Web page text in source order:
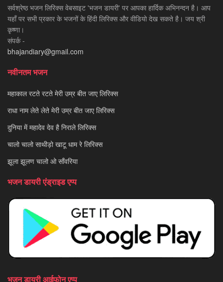
सर्वश्रेष्ठ भजन लिरिक्स वेबसाइट 'भजन डायरी' पर आपका हार्दिक अभिनन्दन है। आप
यहाँ पर सभी प्रकार के भजनों के हिंदी लिरिक्स और वीडियो देख सकते है। जय श्री
कृष्णा।
संपर्क -
bhajandiary@gmail.com
नवीनतम भजन
महाकाल रटते रटते मेरी उम्र बीत जाए लिरिक्स
राधा नाम लेते लेते मेरी उम्र बीत जाए लिरिक्स
दुनिया में महादेव देव है निराले लिरिक्स
चालो चालो साथीड़ो खाटू धाम रे लिरिक्स
झूला झूलण चालो ओ साँवरिया
भजन डायरी एंड्राइड एप्प
भजन डायरी आईफोन एप्प